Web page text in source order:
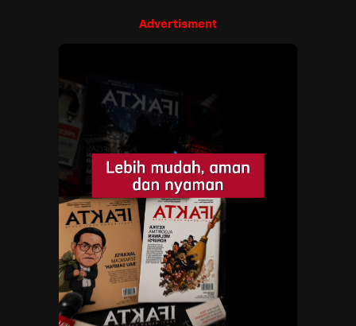
Advertisment